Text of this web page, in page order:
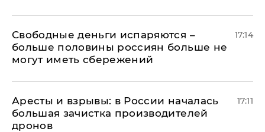
Свободные деньги испаряются –
больше половины россиян больше не
могут иметь сбережений
17:14
Аресты и взрывы: в России началась
большая зачистка производителей
дронов
17:11